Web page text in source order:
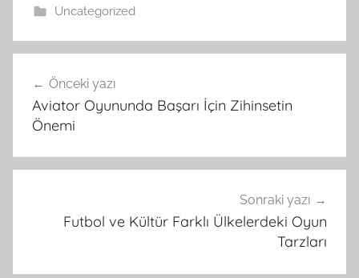
Uncategorized
gezinmesi
Önceki yazı
Aviator Oyununda Başarı İçin Zihinsetin
Önemi
Sonraki yazı
Futbol ve Kültür Farklı Ülkelerdeki Oyun
Tarzları